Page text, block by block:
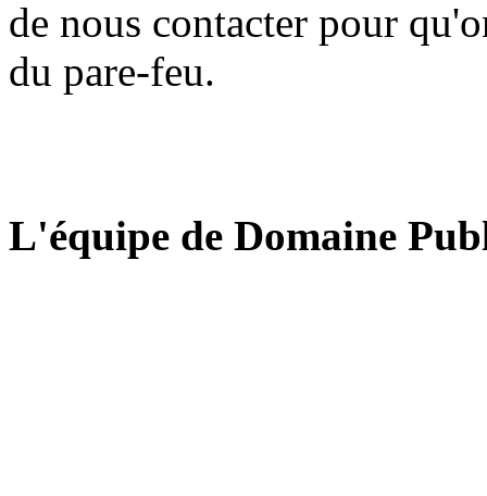
de nous contacter pour
du pare-feu.
L'équipe de Domaine